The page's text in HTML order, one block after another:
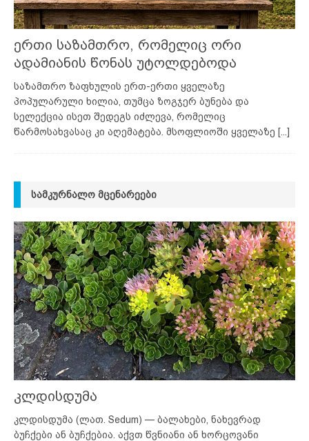
ერთი საზამთრო, რომელიც ორი
ადამიანის წონას უტოლდებოდა
საზამთრო ზაფხულის ერთ-ერთი ყველაზე
პოპულარული ხილია, თუმცა ზოგჯერ ბუნება და
სელექცია ისეთ შედეგს იძლევა, რომელიც
წარმოსახვასაც კი აღემატება. მსოფლიოში ყველაზე [...]
ᲡᲐᲛᲙᲣᲠᲜᲐᲚᲝ ᲛᲪᲔᲜᲐᲠᲔᲔᲑᲘ
კლდისდუმა
კლდისდუმა (ლათ. Sedum) — ბალახები, ნახევრად
ბუჩქები ან ბუჩქებია. აქვთ წვნიანი ან ხორცოვანი